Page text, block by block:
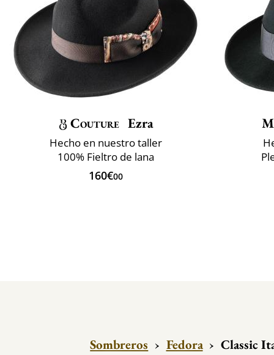
Couture Ezra
Hecho en nuestro taller
100% Fieltro de lana
160€00
Sombreros › Fedora › Classic